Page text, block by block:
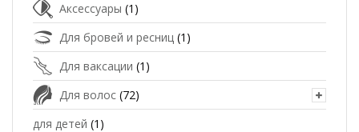
Аксессуары (1)
Для бровей и ресниц (1)
Для ваксации (1)
Для волос (72)
для детей (1)